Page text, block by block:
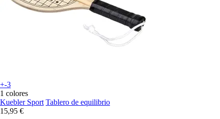
+-3
1 colores
Kuebler Sport Tablero de equilibrio
15,95 €